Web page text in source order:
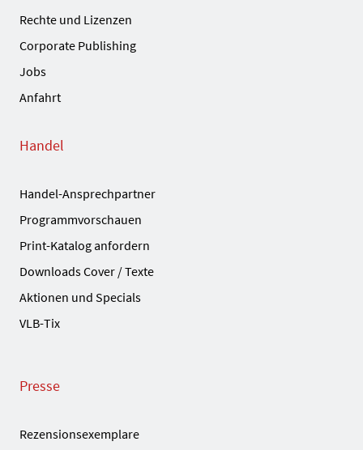
Rechte und Lizenzen
Corporate Publishing
Jobs
Anfahrt
Handel
Handel-Ansprechpartner
Programmvorschauen
Print-Katalog anfordern
Downloads Cover / Texte
Aktionen und Specials
VLB-Tix
Presse
Rezensionsexemplare